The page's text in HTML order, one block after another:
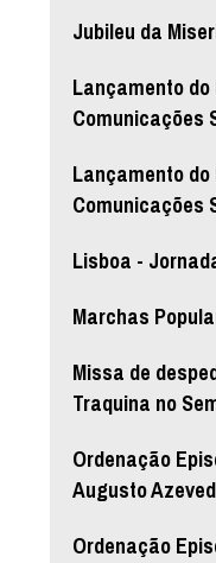
Jubileu da
Lançamento
Comunicações
Lançamento
Comunicações
Lisboa -
Marchas
Missa de
Traquina no
Ordenação
Augusto
Ordenação